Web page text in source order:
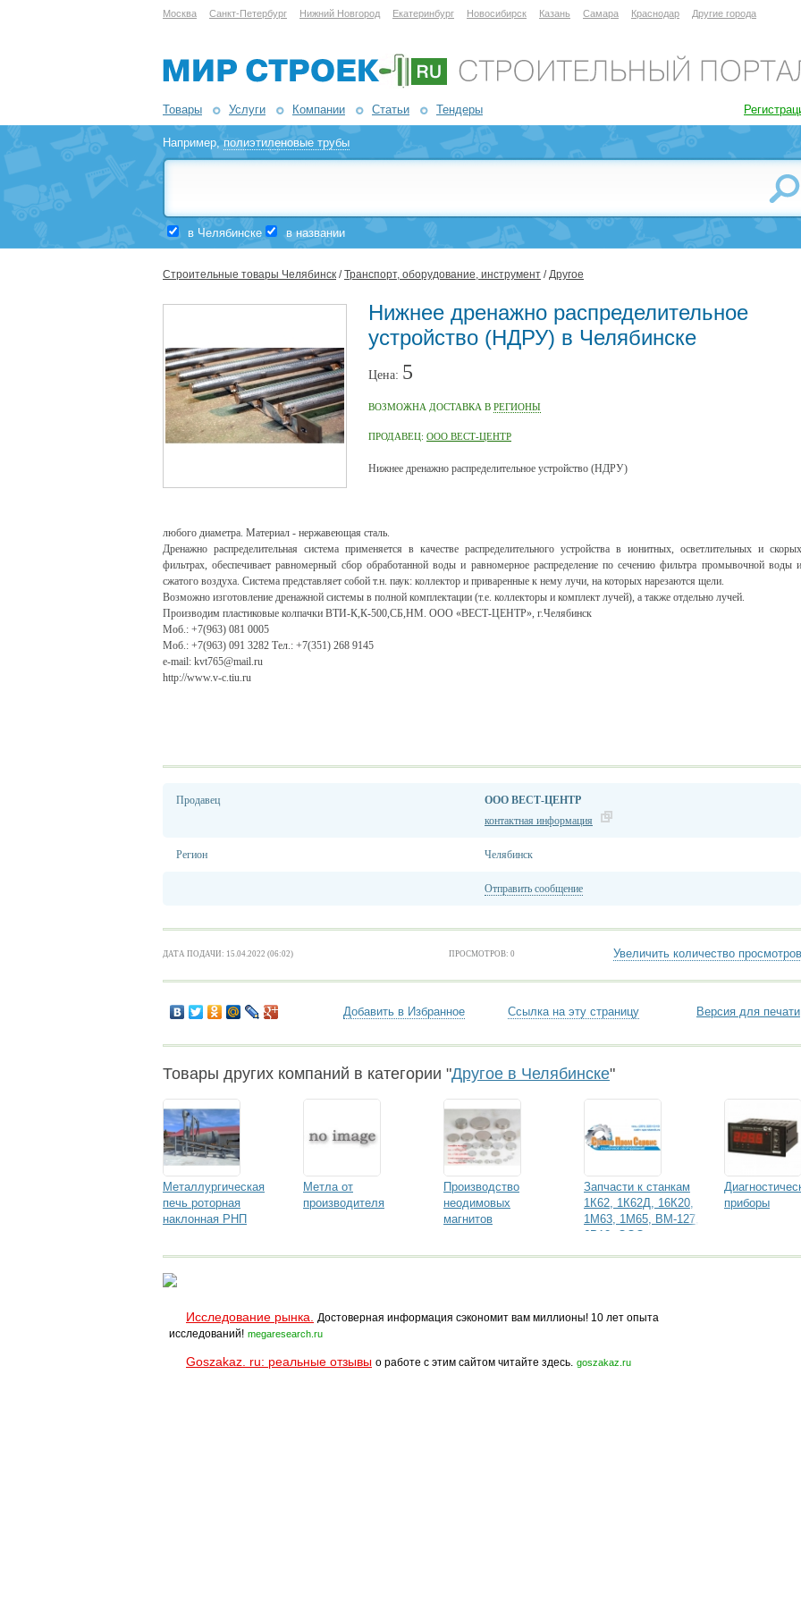
Москва Санкт-Петербург Нижний Новгород Екатеринбург Новосибирск Казань Самара Краснодар Другие города
Товары Услуги Компании Статьи Тендеры
Например,полиэтиленовые трубы
в Челябинске в названии
Строительные товары Челябинск /Транспорт, оборудование, инструмент /Другое
Нижнее дренажно распределительное
устройство (НДРУ) в Челябинске
Цена: 5
ВОЗМОЖНА ДОСТАВКА В РЕГИОНЫ
ПРОДАВЕЦ: ООО ВЕСТ-ЦЕНТР
Нижнее дренажно распределительное устройство (НДРУ)
любого диаметра. Материал - нержавеющая сталь.
Дренажно распределительная система применяется в качестве распределительного устройства в ионитных, осветлительных и скорых
фильтрах, обеспечивает равномерный сбор обработанной воды и равномерное распределение по сечению фильтра промывочной воды и
сжатого воздуха. Система представляет собой т.н. паук: коллектор и приваренные к нему лучи, на которых нарезаются щели.
Возможно изготовление дренажной системы в полной комплектации (т.е. коллекторы и комплект лучей), а также отдельно лучей.
Производим пластиковые колпачки ВТИ-К,К-500,СБ,НМ. ООО «ВЕСТ-ЦЕНТР», г.Челябинск
Моб.: +7(963) 081 0005
Моб.: +7(963) 091 3282 Тел.: +7(351) 268 9145
e-mail: kvt765@mail.ru
http://www.v-c.tiu.ru
Продавец
ООО ВЕСТ-ЦЕНТР
контактная информация
Регион Челябинск
Отправить сообщение
ДАТА ПОДАЧИ: 15.04.2022 (06:02) ПРОСМОТРОВ: 0 Увеличить количество просмотров
Добавить в Избранное Ссылка на эту страницу Версия для печати
Товары других компаний в категории "Другое в Челябинске"
Металлургическая
печь роторная
наклонная РНП
Метла от
производителя
Производство
неодимовых
магнитов
Запчасти к станкам
1К62, 1К62Д, 16К20,
1М63, 1М65, ВМ-127,
6Р12, ООО
бабка, коро
приборы
Исследование рынка.
Достоверная информация сэкономит вам миллионы! 10 лет опыта
исследований! megaresearch.ru
Goszakaz. ru: реальные отзывы о работе с этим сайтом читайте здесь. goszakaz.ru